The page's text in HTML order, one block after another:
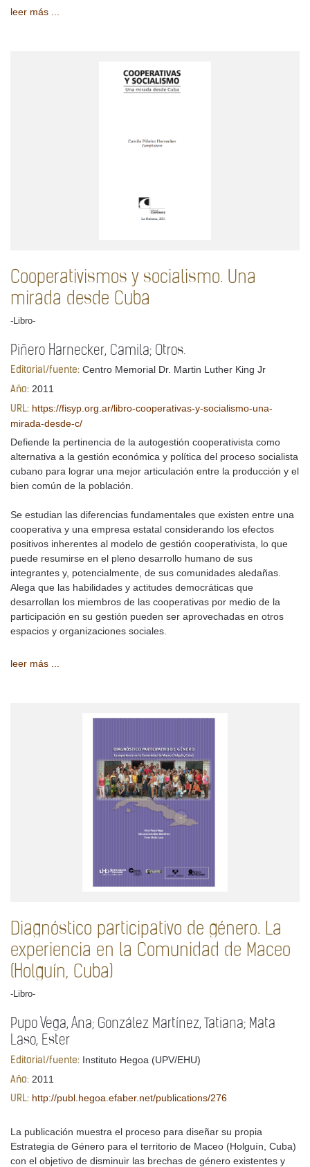
leer más ...
Cooperativismos y socialismo. Una
mirada desde Cuba
-Libro-
Piñero Harnecker, Camila; Otros.
Editorial/fuente: Centro Memorial Dr. Martin Luther King Jr
Año: 2011
URL: https://fisyp.org.ar/libro-cooperativas-y-socialismo-una-
mirada-desde-c/
Defiende la pertinencia de la autogestión cooperativista como
alternativa a la gestión económica y política del proceso socialista
cubano para lograr una mejor articulación entre la producción y el
bien común de la población.
Se estudian las diferencias fundamentales que existen entre una
cooperativa y una empresa estatal considerando los efectos
positivos inherentes al modelo de gestión cooperativista, lo que
puede resumirse en el pleno desarrollo humano de sus
integrantes y, potencialmente, de sus comunidades aledañas.
Alega que las habilidades y actitudes democráticas que
desarrollan los miembros de las cooperativas por medio de la
participación en su gestión pueden ser aprovechadas en otros
espacios y organizaciones sociales.
leer más ...
Diagnóstico participativo de género. La
experiencia en la Comunidad de Maceo
(Holguín, Cuba)
-Libro-
Pupo Vega, Ana; González Martínez, Tatiana; Mata
Laso, Ester
Editorial/fuente: Instituto Hegoa (UPV/EHU)
Año: 2011
URL: http://publ.hegoa.efaber.net/publications/276
La publicación muestra el proceso para diseñar su propia
Estrategia de Género para el territorio de Maceo (Holguín, Cuba)
con el objetivo de disminuir las brechas de género existentes y